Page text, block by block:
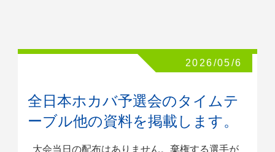
全日本ホカバ予選会のタイムテ
ーブル他の資料を掲載します。
2026/05/6
大会当日の配布はありません。棄権する選手が